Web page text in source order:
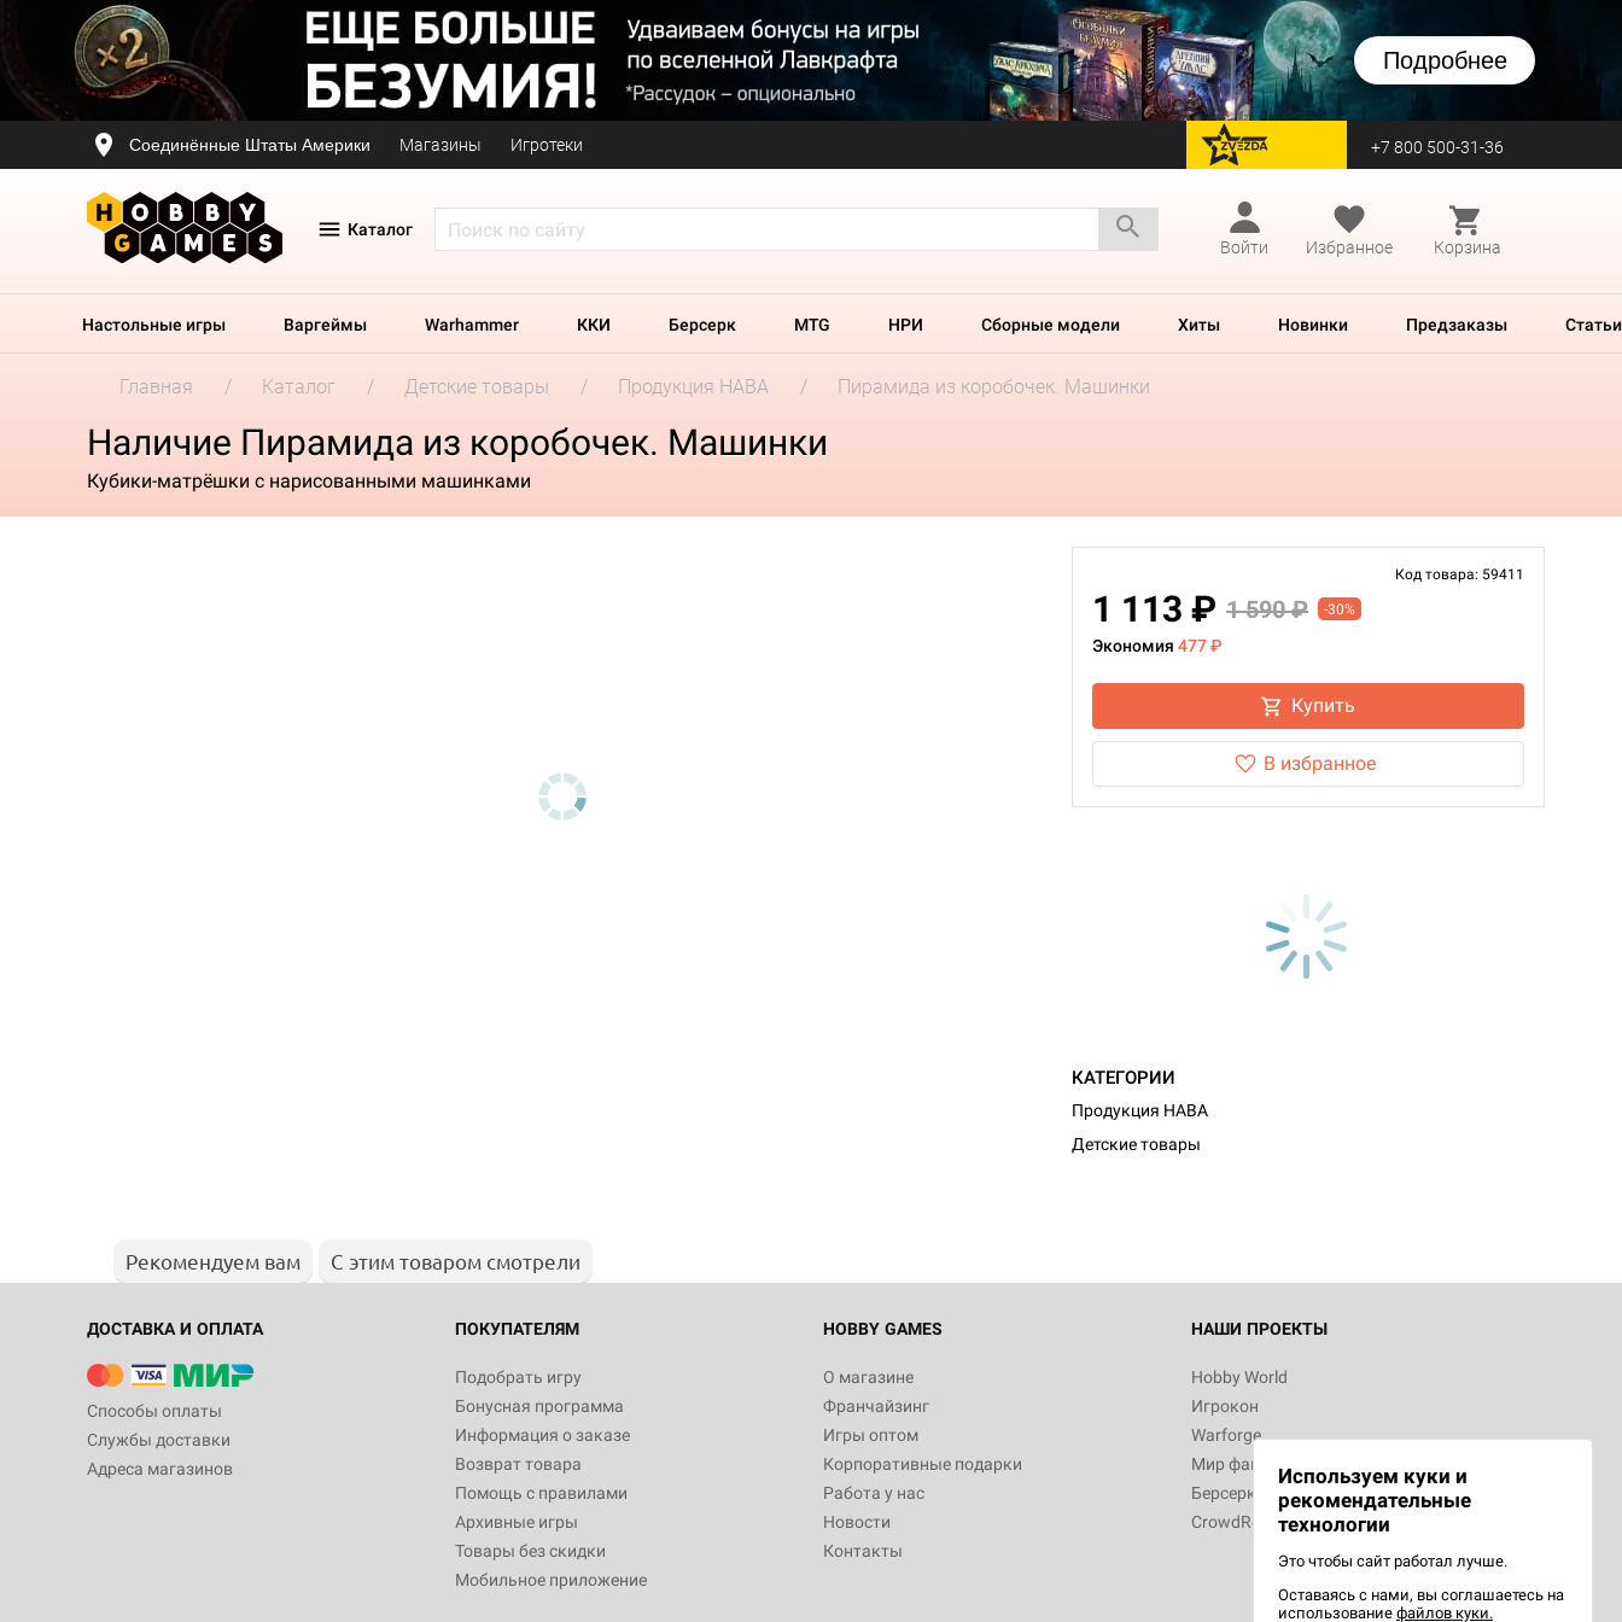
Подробнее
Соединённые Штаты Америки Магазины Игротеки перейти на Zvezda +7 800 500-31-36
Каталог
Войти
Избранное Корзина
Настольные игры Варгеймы Warhammer ККИ Берсерк MTG НРИ Сборные модели Хиты Новинки Предзаказы Статьи
Главная Каталог Детские товары Продукция HABA Пирамида из коробочек. Машинки
Наличие Пирамида из коробочек. Машинки
Кубики-матрёшки с нарисованными машинками
Код товара: 59411
1 113 ₽ 1 590 ₽ -30%
Экономия 477 ₽
Купить
В избранное
КАТЕГОРИИ
Продукция HABA
Детские товары
Рекомендуем вам С этим товаром смотрели
ДОСТАВКА И ОПЛАТА
Способы оплаты
Службы доставки
Адреса магазинов
ПОКУПАТЕЛЯМ
Подобрать игру
Бонусная программа
Информация о заказе
Возврат товара
Помощь с правилами
Архивные игры
Товары без скидки
Мобильное приложение
HOBBY GAMES
О магазине
Франчайзинг
Игры оптом
Корпоративные подарки
Работа у нас
Новости
Контакты
НАШИ ПРОЕКТЫ
Hobby World
Игрокон
Warforge
Мир фантастики
Берсерк
CrowdRepublic
Используем куки и
рекомендательные
технологии
Это чтобы сайт работал лучше.
Оставаясь с нами, вы соглашаетесь на
использование файлов куки.